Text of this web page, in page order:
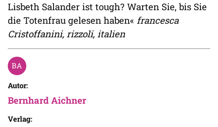
Lisbeth Salander ist tough? Warten Sie, bis Sie
die Totenfrau gelesen haben« francesca
Cristoffanini, rizzoli, italien
Autor:
Bernhard Aichner
Verlag: